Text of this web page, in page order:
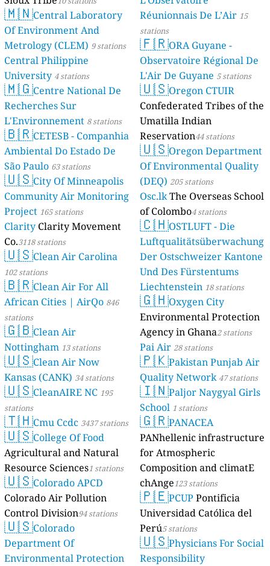
🇲🇳Central Laboratory
Of Environment And
Metrology (CLEM) 9 stations
Central Philippine
University 4 stations
🇲🇬Centre National De
Recherches Sur
L'Environnement 8 stations
🇧🇷CETESB - Companhia
Ambiental Do Estado De
São Paulo 63 stations
🇺🇸City Of Minneapolis
Community Air Monitoring
Project 165 stations
Clarity Clarity Movement
Co.3118 stations
🇺🇸Clean Air Carolina
102 stations
🇧🇷Clean Air For All
African Cities | AirQo 846
stations
🇬🇧Clean Air
Nottingham 13 stations
🇺🇸Clean Air Now
Kansas (CANK) 34 stations
🇺🇸CleanAIRE NC 195
stations
🇹🇭Cmu Ccdc 3437 stations
🇺🇸College Of Food
Agricultural and Natural
Resource Sciences1 stations
🇺🇸Colorado APCD
Colorado Air Pollution
Control Division94 stations
🇺🇸Colorado
Department Of
Environmental Protection
Réunionnais De L’Air 15
stations
🇫🇷ORA Guyane -
Observatoire Régional De
L'Air De Guyane 5 stations
🇺🇸Oregon CTUIR
Confederated Tribes of the
Umatilla Indian
Reservation44 stations
🇺🇸Oregon Department
Of Environmental Quality
(DEQ) 205 stations
Osc.lkThe Overseas School
of Colombo4 stations
🇨🇭OSTLUFT - Die
Luftqualitätsüberwachung
Der Ostschweizer Kantone
Und Des Fürstentums
Liechtenstein 18 stations
🇬🇭Oxygen City
Environmental Protection
Agency in Ghana2 stations
Pai Air 28 stations
🇵🇰Pakistan Punjab Air
Quality Network 47 stations
🇮🇳Paljor Naygyal Girls
School 1 stations
🇬🇷PANACEA
PANhellenic infrastructure
for Atmospheric
Composition and climatE
chAnge123 stations
🇵🇪PCUP Pontificia
Universidad Católica del
Perú5 stations
🇺🇸Physicians For Social
Responsibility